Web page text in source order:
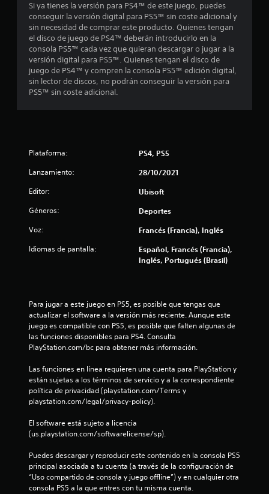
s
t
r
e
c
i
c
o
s
l
l
Si ya tienes la versión para PS4™ de este juego, puedes
conseguir la versión digital para PS5™ sin coste adicional y
sin necesidad de comprar este producto. Quienes tengan
el disco de juego de PS4™ deberán introducirlo en la
consola PS5™ cada vez que quieran descargar o jugar a la
versión digital para PS5™. Quienes tengan el disco de
juego de PS4™ y compren la consola PS5™ edición digital,
sin lector de discos, no podrán conseguir la versión para
PS5™ sin coste adicional.
Plataforma: PS4, PS5
Lanzamiento: 28/10/2021
Editor: Ubisoft
Géneros: Deportes
Voz: Francés (Francia), Inglés
Idiomas de pantalla:
Español, Francés (Francia),
Inglés, Portugués (Brasil)
Para jugar a este juego en PS5, es posible que tengas que
actualizar el software a la versión más reciente. Aunque este
juego es compatible con PS5, es posible que falten algunas de
las funciones disponibles para PS4. Consulta
PlayStation.com/bc para obtener más información.
Las funciones en línea requieren una cuenta para PlayStation y
están sujetas a los términos de servicio y a la correspondiente
política de privacidad (playstation.com/Terms y
playstation.com/legal/privacy-policy).
El software está sujeto a licencia
(us.playstation.com/softwarelicense/sp).
Puedes descargar y reproducir este contenido en la consola PS5
principal asociada a tu cuenta (a través de la configuración de
“Uso compartido de consola y juego offline”) y en cualquier otra
consola PS5 a la que entres con tu misma cuenta.